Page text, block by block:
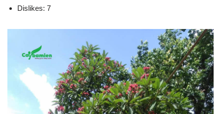
Dislikes: 7